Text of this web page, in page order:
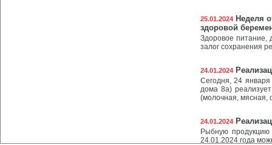
25.01.2024 Неделя
здоровой
Здоровое питание,
залог сохранения
24.01.2024
Сегодня, 24
дома 8а)
(молочная, мясная,
24.01.2024
Рыбную
24.01.2024 года